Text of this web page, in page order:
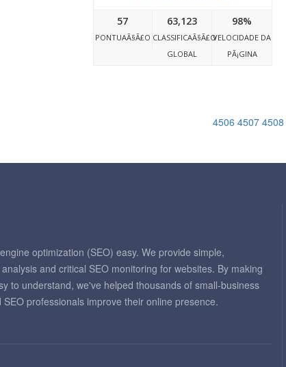
57
PONTUAÃ§Ã£O
63,123
CLASSIFICAÃ§Ã£O
GLOBAL
98%
VELOCIDADE DA
PÃ¡GINA
4506 4507 4508
optimization (SEO) easy. We provide simple,
and critical SEO monitoring for websites. By making
to understand, we've helped thousands of small-business
professionals improve their online presence.